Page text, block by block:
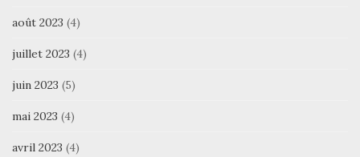
août 2023 (4)
juillet 2023 (4)
juin 2023 (5)
mai 2023 (4)
avril 2023 (4)